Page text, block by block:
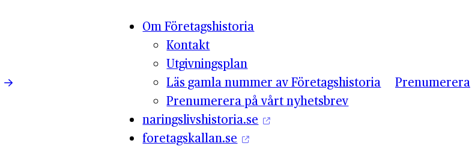
Om Företagshistoria
Kontakt
Utgivningsplan
Läs gamla nummer av Företagshistoria
Prenumerera på vårt nyhetsbrev
naringslivshistoria.se
foretagskallan.se
Prenumerera